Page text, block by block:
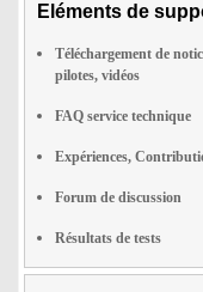
Eléments de
Téléchargement de
pilotes, vidéos
FAQ service technique
Expériences,
Forum de discussion
Résultats de tests